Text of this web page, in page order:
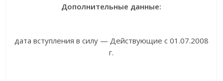
Дополнительные данные:
дата вступления в силу — Действующие с 01.07.2008
г.